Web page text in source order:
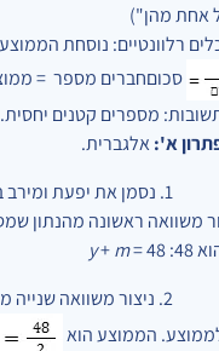
אחת מהן")
נוסחת הממוצע
סכוםחברים מספר =
מספרים קטנים יחסית.
א': אלגברית.
1. נסמן את יפעת ומירב
משוואה ראשונה מהנתון
48:
y+m= 48
2. ניצור משוואה
לממוצע. הממוצע הוא